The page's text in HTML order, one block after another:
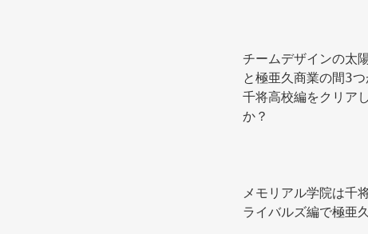
チームデザインの太
と極亜久商業の間3
千将高校編をクリア
か？
メモリアル学院は千
ライバルズ編で極亜